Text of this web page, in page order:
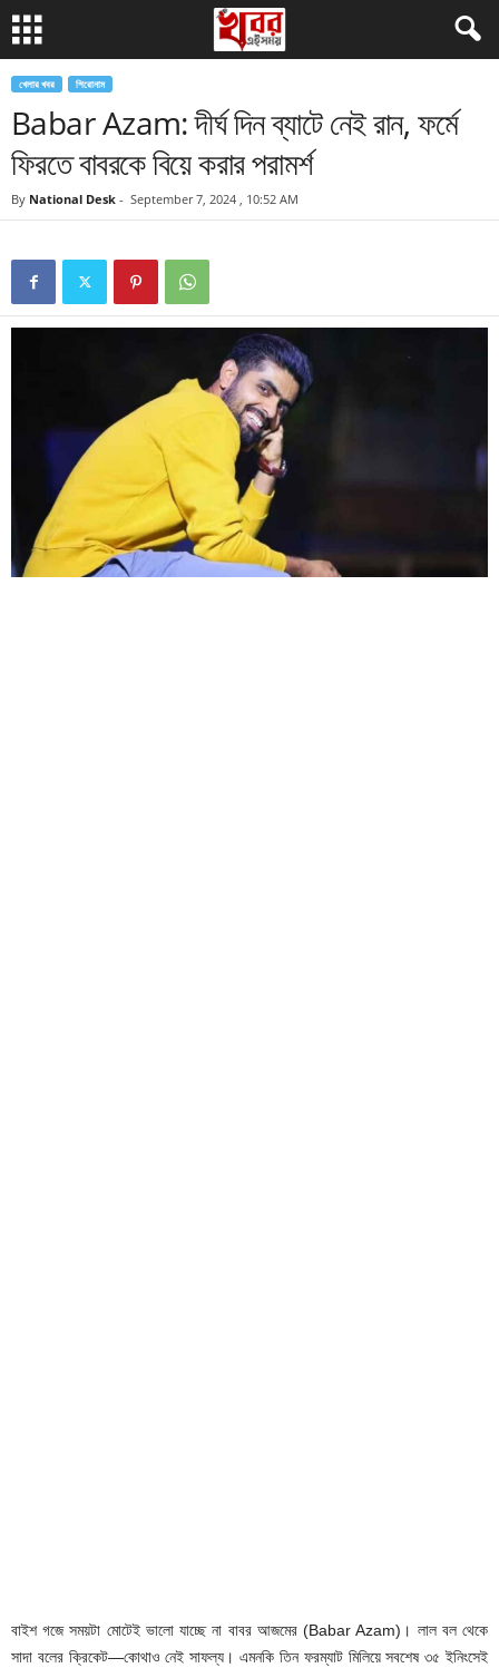
খেলার খবর শিরোনাম
Babar Azam: দীর্ঘ দিন ব্যাটে নেই রান, ফর্মে
ফিরতে বাবরকে বিয়ে করার পরামর্শ
By National Desk - September 7, 2024 , 10:52 AM
বাইশ গজে সময়টা মোটেই ভালো যাচ্ছে না বাবর আজমের (Babar Azam)। লাল বল থেকে
সাদা বলের ক্রিকেট—কোথাও নেই সাফল্য। এমনকি তিন ফরম্যাট মিলিয়ে সবশেষ ৩৫ ইনিংসেই